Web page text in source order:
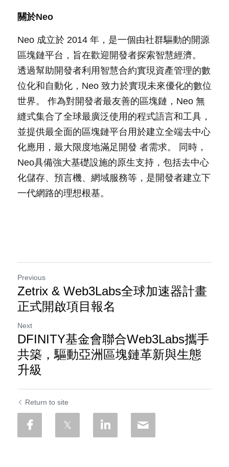
關於Neo
Neo 成立於 2014 年，是一個由社群驅動的開源
區塊鏈平台，旨在歡迎開發者探索智慧經濟。
透過幫助開發者利用智慧合約實現資產管理的數
位化和自動化，Neo 致力於實現未來優化的數位
世界。 作為對開發者最友善的區塊鏈，Neo 無
縫式集合了全球最廣泛使用的程式語言和工具，
並提供最全面的區塊鏈平台用於建立全端去中心
化應用，最大限度地滿足開發 者需求。 同時，
Neo具備強大基礎設施的原生支持，包括去中心
化儲存、預言機、網域服務等，是開發者建立下
一代網路的理想根基。
Previous
Zetrix & Web3Labs全球加速器計畫
正式開啟項目報名
Next
DFINITY基金會聯合Web3Labs攜手
共築，驅動亞洲區塊鏈革新與生態
升級
Return to site